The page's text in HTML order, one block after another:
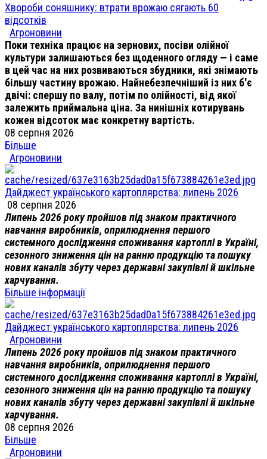
Хвороби соняшнику: втрати врожаю сягають 60
відсотків
Агроновини
Поки техніка працює на зернових, посіви олійної
культури залишаються без щоденного огляду — і саме
в цей час на них розвиваються збудники, які знімають
більшу частину врожаю. Найнебезпечніший із них б'є
двічі: спершу по валу, потім по олійності, від якої
залежить приймальна ціна. За нинішніх котирувань
кожен відсоток має конкретну вартість.
08 серпня 2026
Більше
Агроновини
Дайджест українського картоплярства: липень 2026
08 серпня 2026
Липень 2026 року пройшов під знаком практичного
навчання виробників, оприлюднення першого
системного дослідження споживання картоплі в Україні,
сезонного зниження цін на ранню продукцію та пошуку
нових каналів збуту через державні закупівлі й шкільне
харчування.
Більше інформації
Дайджест українського картоплярства: липень 2026
Агроновини
Липень 2026 року пройшов під знаком практичного
навчання виробників, оприлюднення першого
системного дослідження споживання картоплі в Україні,
сезонного зниження цін на ранню продукцію та пошуку
нових каналів збуту через державні закупівлі й шкільне
харчування.
08 серпня 2026
Більше
Агроновини